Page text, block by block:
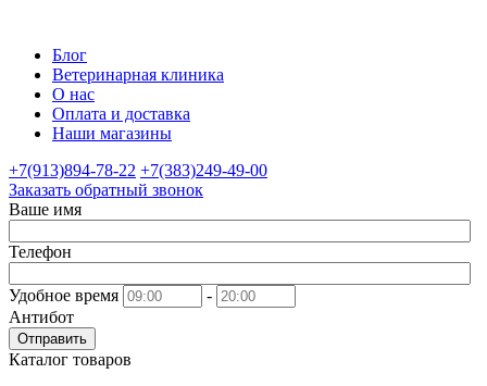
Блог
Ветеринарная клиника
О нас
Оплата и доставка
Наши магазины
+7(913)894-78-22 +7(383)249-49-00
Заказать обратный звонок
Ваше имя
Телефон
Удобное время
-
Антибот
Отправить
Каталог товаров